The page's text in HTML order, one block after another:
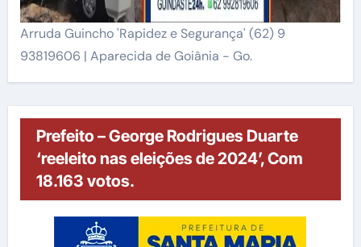
Arruda Guincho 'Rapidez e Segurança' (62) 9
93819606 | Aparecida de Goiânia - Go.
Prefeito – George Rodrigues Duarte
‘reeleito nas eleições de 2024’, Com
18.163 votos.